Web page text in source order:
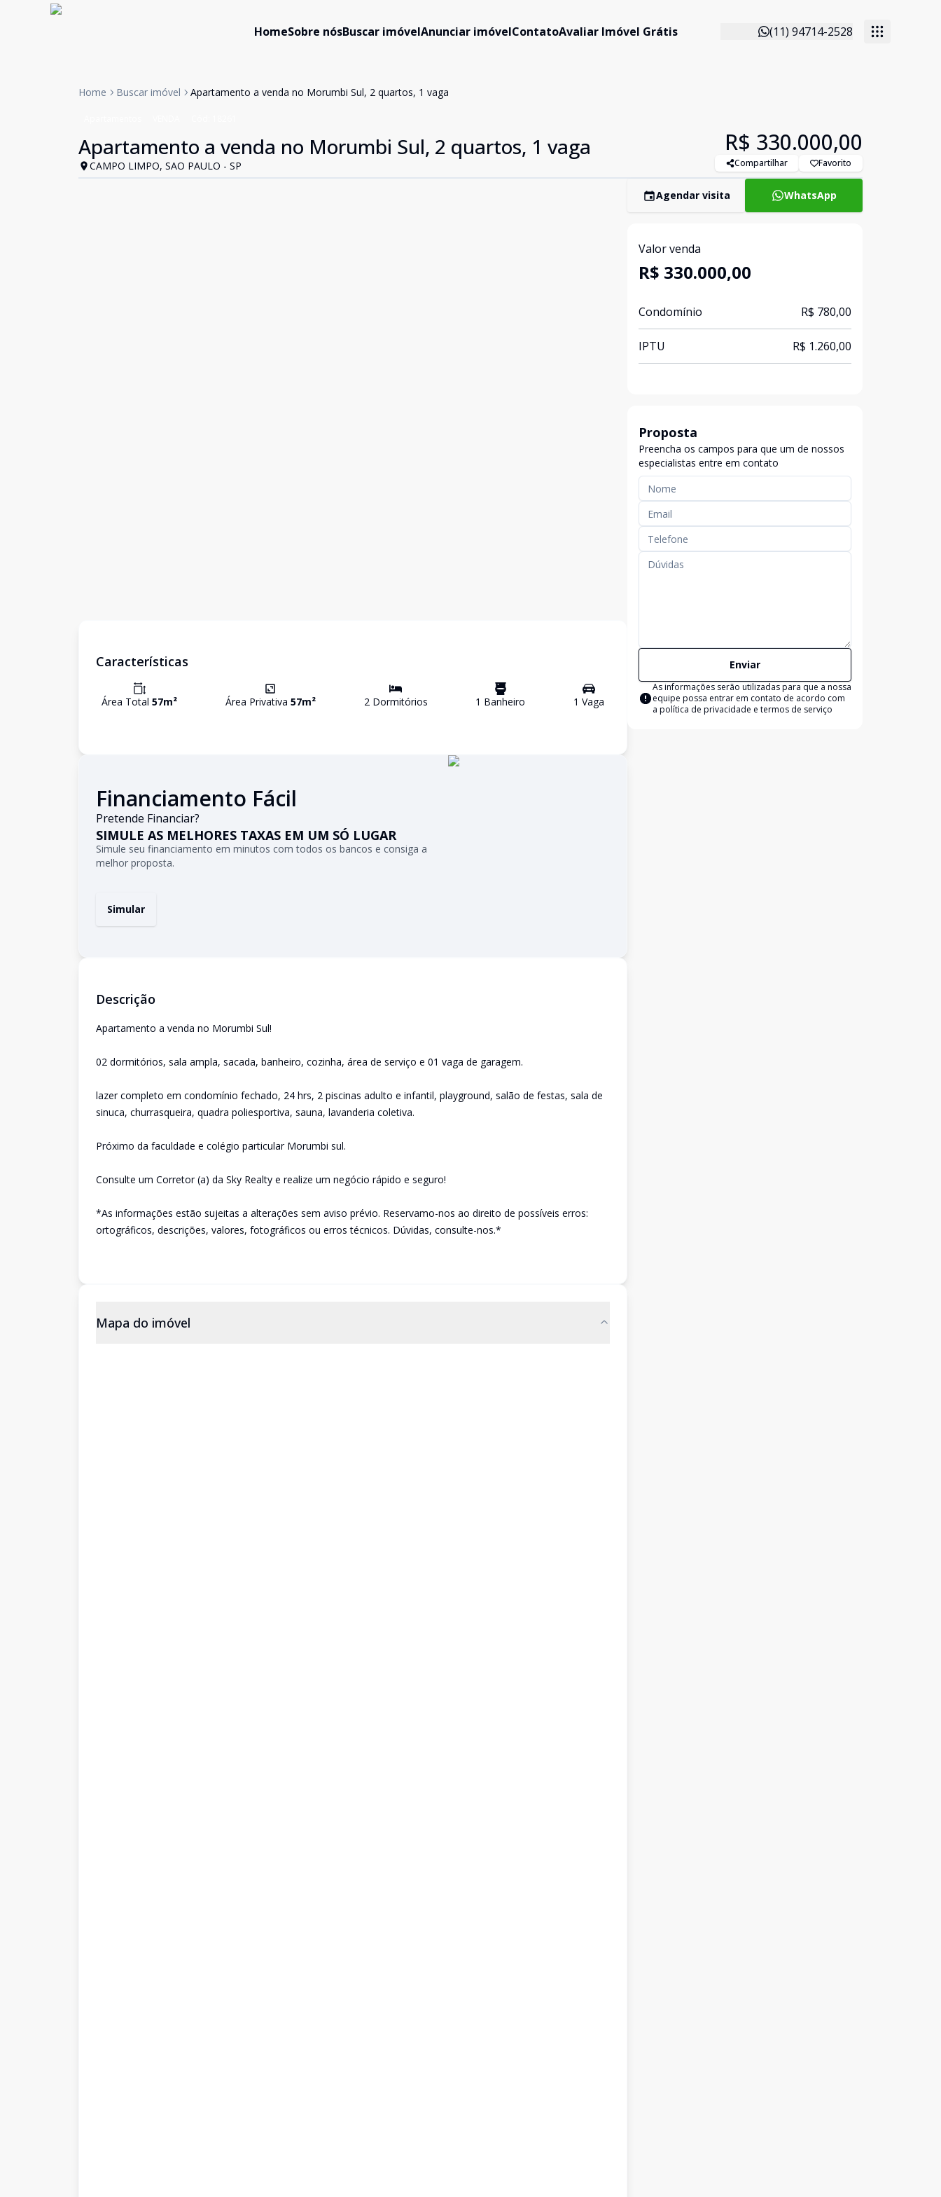
HomeSobre nósBuscar imóvelAnunciar imóvelContatoAvaliar Imóvel Grátis (11) 94714-2528
Home Buscar imóvel Apartamento a venda no Morumbi Sul, 2 quartos, 1 vaga
Apartamento a venda no Morumbi Sul, 2 quartos, 1 vaga
CAMPO LIMPO, SAO PAULO - SP
R$ 330.000,00
Compartilhar Favorito
Características
Área Total 57m² Área Privativa 57m² 2Dormitórios 1 Banheiro 1 Vaga
Financiamento Fácil
Pretende Financiar?
SIMULE AS MELHORES TAXAS EM UM SÓ LUGAR
Simule seu financiamento em minutos com todos os bancos e consiga a
melhor proposta.
Simular
Descrição
Apartamento a venda no Morumbi Sul!
02 dormitórios, sala ampla, sacada, banheiro, cozinha, área de serviço e 01 vaga de garagem.
lazer completo em condomínio fechado, 24 hrs, 2 piscinas adulto e infantil, playground, salão de festas, sala de
sinuca, churrasqueira, quadra poliesportiva, sauna, lavanderia coletiva.
Próximo da faculdade e colégio particular Morumbi sul.
Consulte um Corretor (a) da Sky Realty e realize um negócio rápido e seguro!
*As informações estão sujeitas a alterações sem aviso prévio. Reservamo-nos ao direito de possíveis erros:
ortográficos, descrições, valores, fotográficos ou erros técnicos. Dúvidas, consulte-nos.*
Mapa do imóvel
Agendar visita WhatsApp
Valor venda
R$ 330.000,00
Condomínio R$ 780,00
IPTU R$ 1.260,00
Proposta
Preencha os campos para que um de nossos
especialistas entre em contato
Enviar
As informações serão utilizadas para que a nossa
equipe possa entrar em contato de acordo com
a política de privacidade e termos de serviço